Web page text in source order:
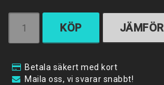
KÖP JÄMFÖR
Betala säkert med kort
Maila oss, vi svarar snabbt!